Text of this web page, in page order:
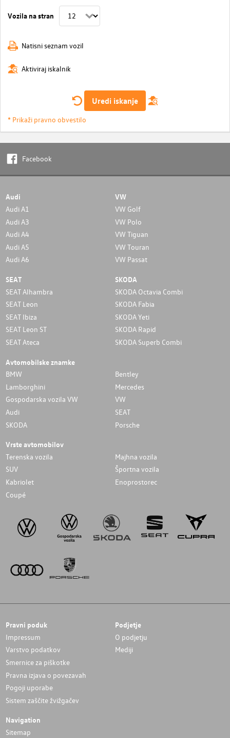
Vozila na stran
Natisni seznam vozil
Aktiviraj iskalnik
Uredi iskanje
* Prikaži pravno obvestilo
Facebook
Audi
Audi A1
Audi A3
Audi A4
Audi A5
Audi A6
VW
VW Golf
VW Polo
VW Tiguan
VW Touran
VW Passat
SEAT
SEAT Alhambra
SEAT Leon
SEAT Ibiza
SEAT Leon ST
SEAT Ateca
SKODA
SKODA Octavia Combi
SKODA Fabia
SKODA Yeti
SKODA Rapid
SKODA Superb Combi
Avtomobilske znamke
BMW
Bentley
Lamborghini
Mercedes
Gospodarska vozila VW
VW
Audi
SEAT
SKODA
Porsche
Vrste avtomobilov
Terenska vozila
Majhna vozila
SUV
Športna vozila
Kabriolet
Enoprostorec
Coupé
Pravni poduk
Impressum
Varstvo podatkov
Smernice za piškotke
Pravna izjava o povezavah
Pogoji uporabe
Sistem zaščite žvižgačev
Podjetje
O podjetju
Mediji
Navigation
Sitemap